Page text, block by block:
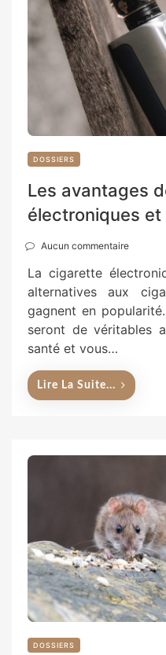
DOSSIERS
Les avantages
électroniques
Aucun commentaire
La cigarette
alternatives aux
gagnent en
seront de véritables
santé et vous…
Lire La Suite...
DOSSIERS